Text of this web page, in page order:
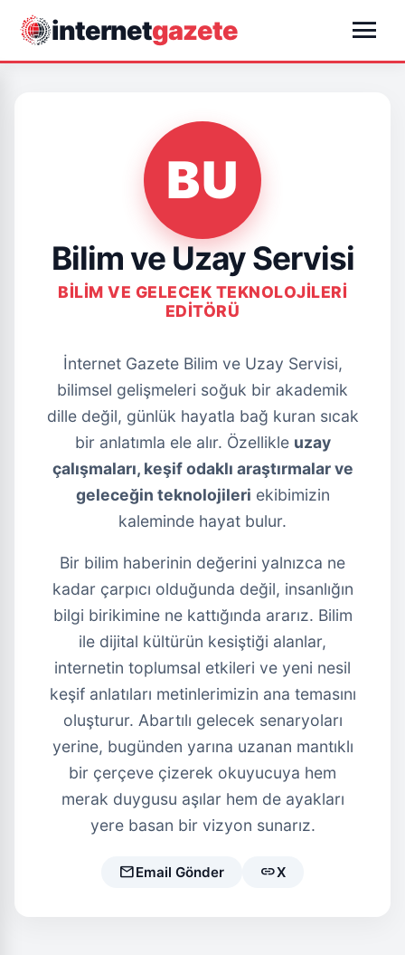
internetgazete menu
BU
Bilim ve Uzay Servisi
BILIM VE GELECEK TEKNOLOJILERI
EDITÖRÜ
İnternet Gazete Bilim ve Uzay Servisi,
bilimsel gelişmeleri soğuk bir akademik
dille değil, günlük hayatla bağ kuran sıcak
bir anlatımla ele alır. Özellikle uzay
çalışmaları, keşif odaklı araştırmalar ve
geleceğin teknolojileri ekibimizin
kaleminde hayat bulur.
Bir bilim haberinin değerini yalnızca ne
kadar çarpıcı olduğunda değil, insanlığın
bilgi birikimine ne kattığında ararız. Bilim
ile dijital kültürün kesiştiği alanlar,
internetin toplumsal etkileri ve yeni nesil
keşif anlatıları metinlerimizin ana temasını
oluşturur. Abartılı gelecek senaryoları
yerine, bugünden yarına uzanan mantıklı
bir çerçeve çizerek okuyucuya hem
merak duygusu aşılar hem de ayakları
yere basan bir vizyon sunarız.
mailEmail Gönder linkX